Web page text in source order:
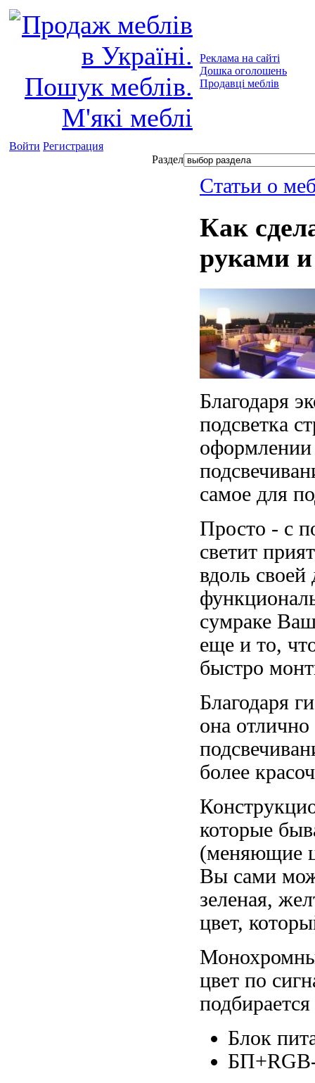
Реклама на сайті
Дошка оголошень
Продавці меблів
Войти Регистрация
Раздел
Статьи о
Как
руками
Благодаря
подсветка
оформлении
самое для
Просто - с
светит
вдоль своей
сумраке
еще и то,
быстро
Благодаря
она
более
которые
(меняющие
Вы сами
зеленая,
цвет,
цвет по
Блок